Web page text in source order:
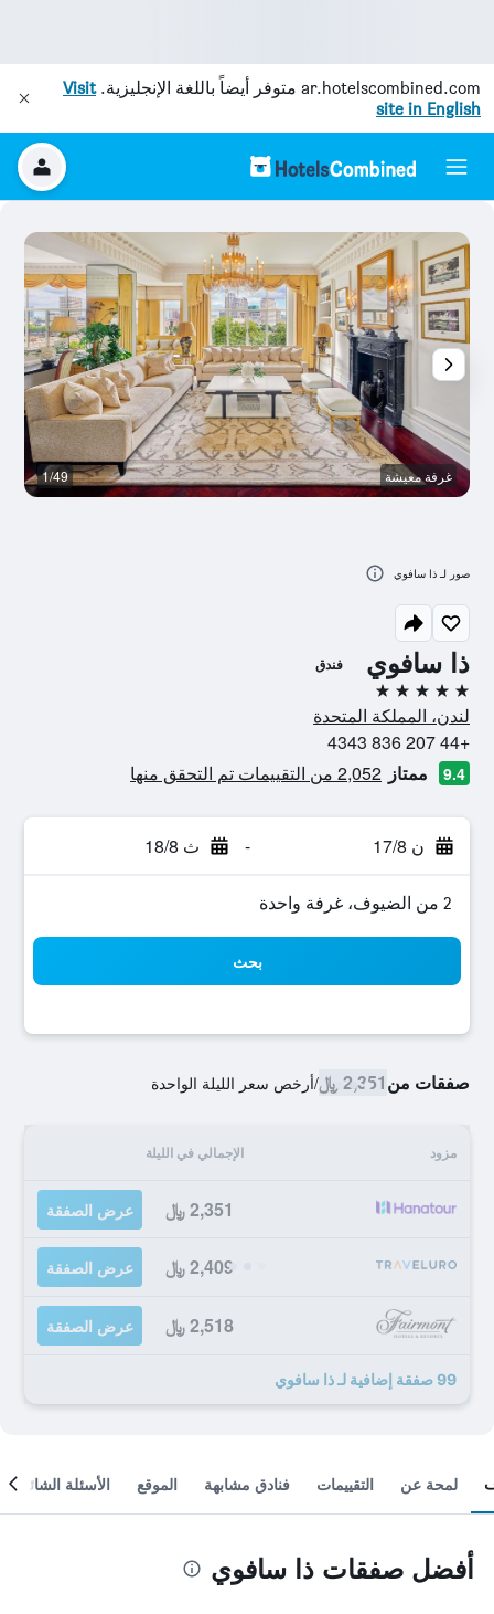
ar.hotelscombined.com متوفر أيضاً باللغة الإنجليزية.Visit
site in English
ذا سافوي فندق
5 نجوم
لندن، المملكة المتحدة
+44 207 836 4343
9.4 ممتاز 2,052 من التقييمات تم التحقق منها
ن 17/8 - ث 18/8
2 من الضيوف، غرفة واحدة
بحث
صفقات من2,351 ﷼ /أرخص سعر الليلة الواحدة
مزود الإجمالي في الليلة
2,351 ﷼ عرض الصفقة
2,409 ﷼ عرض الصفقة
2,518 ﷼ عرض الصفقة
99 صفقة إضافية لـ ذا سافوي
غرفة معيشة 1/49
صور لـ ذا سافوي
لمحة عن التقييمات فنادق مشابهة الموقع الأسئلة الشائعة
أفضل صفقات ذا سافوي